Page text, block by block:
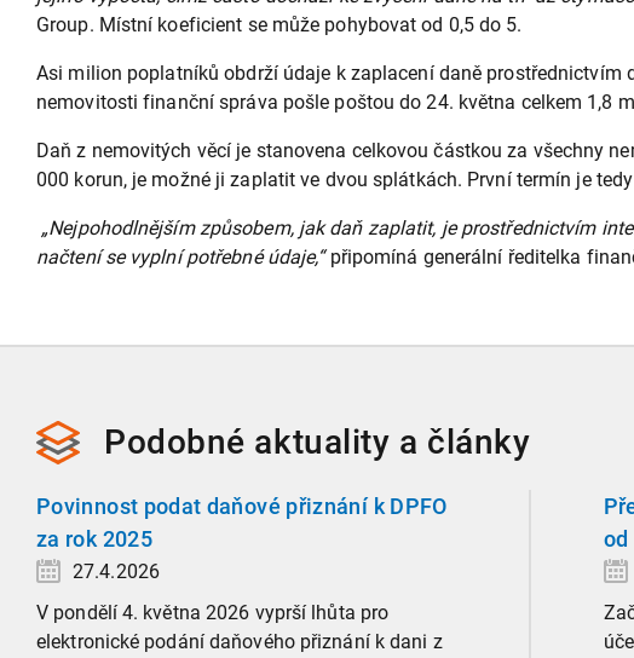
Group. Místní koeficient se může pohybovat od 0,5 do 5.
Asi milion poplatníků obdrží údaje k zaplacení daně
nemovitosti finanční správa pošle poštou do 24. května celkem 1,8
Daň z nemovitých věcí je stanovena celkovou částkou za všechny
000 korun, je možné ji zaplatit ve dvou splátkách. První termín je
„Nejpohodlnějším způsobem, jak daň zaplatit, je prostřednictvím
načtení se vyplní potřebné údaje,“připomíná generální ředitelka
Podobné aktuality a články
Povinnost podat daňové přiznání k DPFO
za rok 2025
27.4.2026
V pondělí 4. května 2026 vyprší lhůta pro
elektronické podání daňového přiznání k dani z
od